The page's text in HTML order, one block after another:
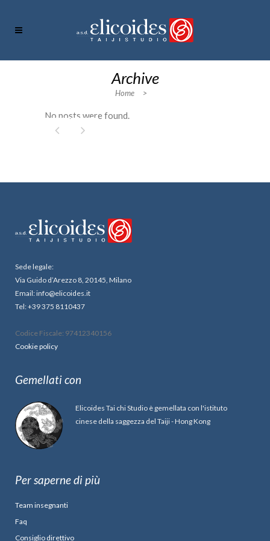
Archive
Home >
No posts were found.
Sede legale:
Via Guido d’Arezzo 8, 20145, Milano
Email: info@elicoides.it
Tel: +39 375 8110437
Codice Fiscale: 97412340156
Cookie policy
Gemellati con
Elicoides Tai chi Studio è gemellata con l'istituto
cinese della saggezza del Taiji - Hong Kong
Per saperne di più
Team insegnanti
Faq
Consiglio direttivo